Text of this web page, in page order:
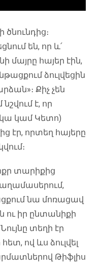
են, որ և՛
մայրը հայեր էին,
ձուլվեցին
Քիչ չեն
նշվում է, որ
կամ Կետո)
էր, որտեղ հայերը
տարիքից
նա մոռացավ
ու իր ընտանիքի
տեղի էր
ով ևս ձուլվել
Թիֆլիս